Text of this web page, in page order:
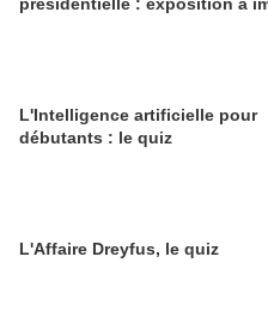
L'Intelligence artificielle pour
débutants : le quiz
L'Affaire Dreyfus, le quiz